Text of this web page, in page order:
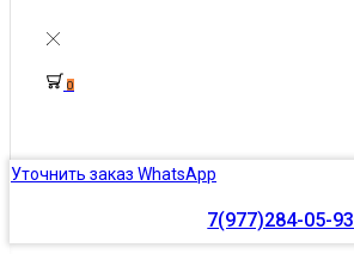
0
Уточнить заказ WhatsApp
7(977)284-05-93